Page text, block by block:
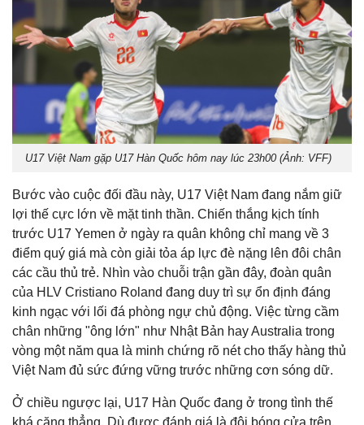
U17 Việt Nam gặp U17 Hàn Quốc hôm nay lúc 23h00 (Ảnh: VFF)
Bước vào cuộc đối đầu này, U17 Việt Nam đang nắm giữ
lợi thế cực lớn về mặt tinh thần. Chiến thắng kịch tính
trước U17 Yemen ở ngày ra quân không chỉ mang về 3
điểm quý giá mà còn giải tỏa áp lực đè nặng lên đôi chân
các cầu thủ trẻ. Nhìn vào chuỗi trận gần đây, đoàn quân
của HLV Cristiano Roland đang duy trì sự ổn định đáng
kinh ngạc với lối đá phòng ngự chủ động. Việc từng cầm
chân những "ông lớn" như Nhật Bản hay Australia trong
vòng một năm qua là minh chứng rõ nét cho thấy hàng thủ
Việt Nam đủ sức đứng vững trước những cơn sóng dữ.
Ở chiều ngược lại, U17 Hàn Quốc đang ở trong tình thế